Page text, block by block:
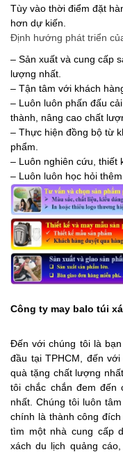
Tùy vào thời điểm đặt
hơn dự kiến.
Định hướng phát triển
– Sản xuất và cung cấp
lượng nhất.
– Tận tâm với khách
– Luôn luôn phấn đấu
thành, nâng cao chất
– Thực hiện đồng bộ từ
phẩm.
– Luôn nghiên cứu, thiết
– Luôn luôn học hỏi thêm
Công ty may balo túi
Đến với chúng tôi là
đầu tại TPHCM, đến
quà tặng chất lượng
tôi chắc chắn đem đến
nhất. Chúng tôi luôn
chính là thành công
tìm một nhà cung cấp
xách du lịch quảng cáo,